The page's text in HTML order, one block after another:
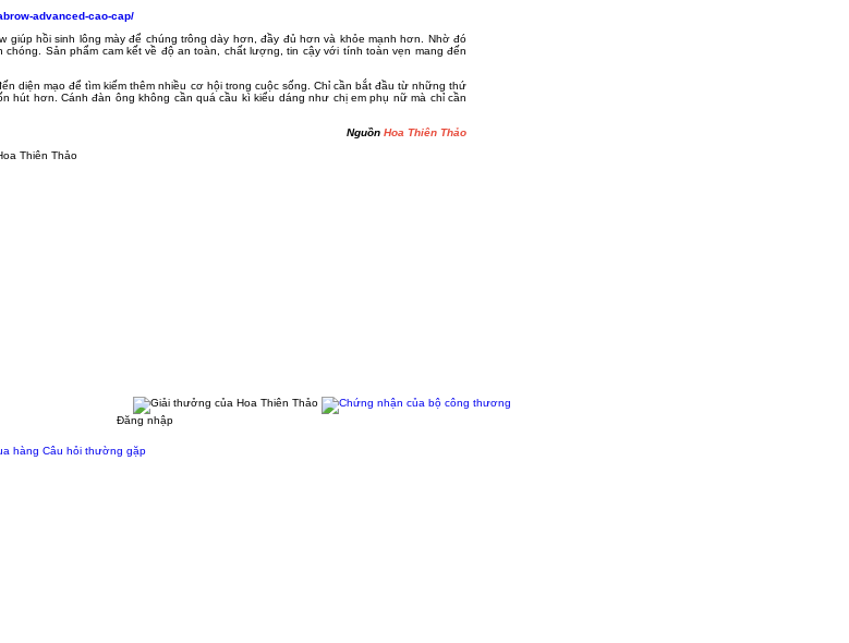
advanced-cao-cap/
hồi sinh lông mày để chúng trông dày hơn, đầy đủ hơn và khỏe mạnh hơn. Nhờ đó
Sản phẩm cam kết về độ an toàn, chất lượng, tin cậy với tính toàn vẹn mang đến
diện mạo để tìm kiếm thêm nhiều cơ hội trong cuộc sống. Chỉ cần bắt đầu từ những thứ
hút hơn. Cánh đàn ông không cần quá cầu kì kiểu dáng như chị em phụ nữ mà chỉ cần
Nguồn Hoa Thiên Thảo
hàng Câu hỏi thường gặp
Đăng nhập